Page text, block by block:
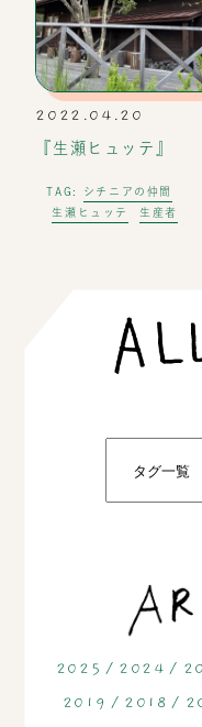
2022.04.20
『生瀬ヒュッテ』
TAG:
シチニアの仲間
生瀬ヒュッテ
生産者
2025 2024
2019
2018